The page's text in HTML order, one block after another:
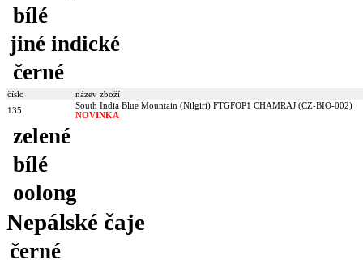
bílé
jiné indické
černé
číslo
název zboží
135
South India Blue Mountain (Nilgiri) FTGFOP1 CHAMRAJ (CZ-BIO-002)
NOVINKA
zelené
bílé
oolong
Nepálské čaje
černé